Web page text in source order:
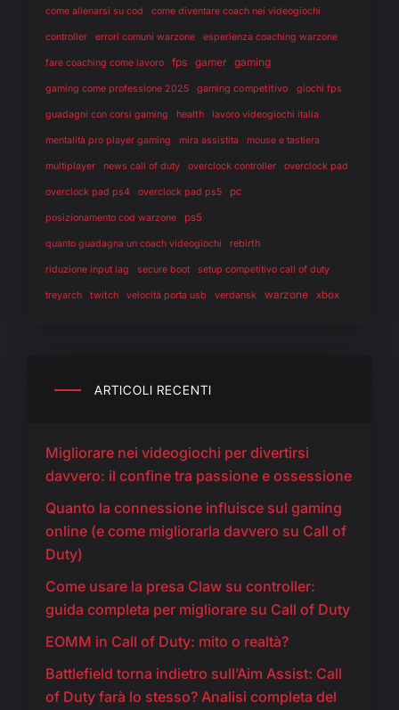
come allenarsi su cod come diventare coach nei videogiochi
controller errori comuni warzone esperienza coaching warzone
fare coaching come lavoro fps gamer gaming
gaming come professione 2025 gaming competitivo giochi fps
guadagni con corsi gaming health lavoro videogiochi italia
mentalità pro player gaming mira assistita mouse e tastiera
multiplayer news call of duty overclock controller overclock pad
overclock pad ps4 overclock pad ps5 pc
posizionamento cod warzone ps5
quanto guadagna un coach videogiochi rebirth
riduzione input lag secure boot setup competitivo call of duty
treyarch twitch velocità porta usb verdansk warzone xbox
ARTICOLI RECENTI
Migliorare nei videogiochi per divertirsi
davvero: il confine tra passione e ossessione
Quanto la connessione influisce sul gaming
online (e come migliorarla davvero su Call of
Duty)
Come usare la presa Claw su controller:
guida completa per migliorare su Call of Duty
EOMM in Call of Duty: mito o realtà?
Battlefield torna indietro sull’Aim Assist: Call
of Duty farà lo stesso? Analisi completa del